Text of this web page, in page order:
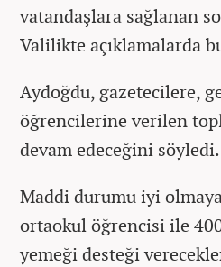
vatandaşlara sağlanan
Valilikte açıklamalarda
Aydoğdu, gazetecilere,
öğrencilerine verilen
devam edeceğini söyledi.
Maddi durumu iyi
ortaokul öğrencisi ile
yemeği desteği